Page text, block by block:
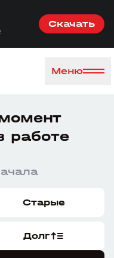
Скачать
Меню
работе
Старые
Долг